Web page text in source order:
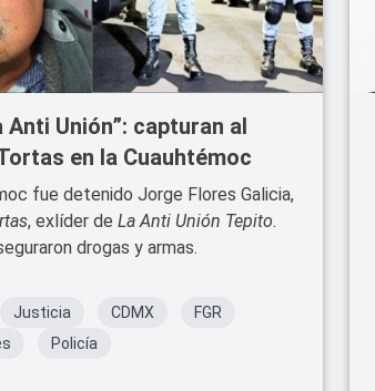
Anti Unión”: capturan al
en la Cuauhtémoc
fue detenido Jorge Flores Galicia,
, exlíder de La Anti Unión Tepito.
drogas y armas.
Justicia CDMX
FGR
Policía